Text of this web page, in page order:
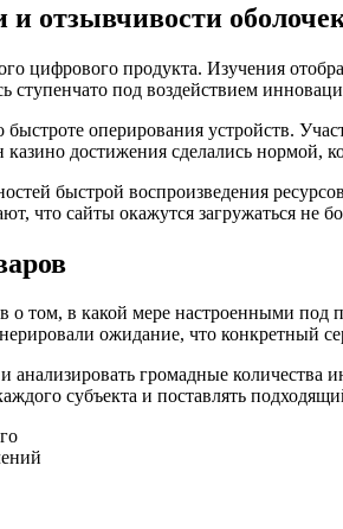
и отзывчивости
цифрового продукта. Изучения
ступенчато под воздействием
оперирования устройств.
достижения сделались нормой,
быстрой воспроизведения
что сайты окажутся загружаться не
том, в какой мере настроенными под
ожидание, что конкретный
анализировать громадные
субъекта и поставлять